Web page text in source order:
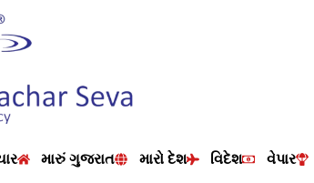
મારું ગુજરાત મારો દેશ વિદેશ વેપાર